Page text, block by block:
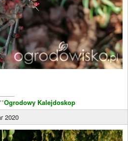
Ogrodowy Kalejdoskop
2020